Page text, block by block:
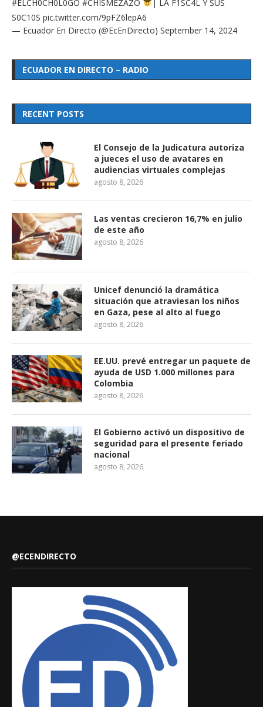
#ELCH0CH0L0GO #CHISMEZAZO
| LA F1SC4L Y SUS
S0C10S pic.twitter.com/9pFZ6lepA6
— Ecuador En Directo (@EcEnDirecto) September 14, 2024
ECUADOR EN DIRECTO – RADIO
RECENT POSTS
El Consejo de la Judicatura autoriza
a jueces el uso de avatares en
audiencias virtuales complejas
agosto 8, 2026
Las ventas crecieron 16,7% en julio
de este año
agosto 8, 2026
Unicef denunció la dramática
situación que atraviesan los niños
en Gaza, pese al alto al fuego
agosto 8, 2026
EE.UU. prevé entregar un paquete de
ayuda de USD 1.000 millones para
Colombia
agosto 8, 2026
El Gobierno activó un dispositivo de
seguridad para el presente feriado
nacional
agosto 8, 2026
@ECENDIRECTO